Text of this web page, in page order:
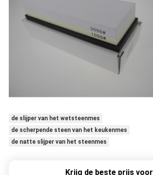
de slijper van het wetsteenmes
de scherpende steen van het keukenmes
de natte slijper van het steenmes
Krijg de beste prijs voor